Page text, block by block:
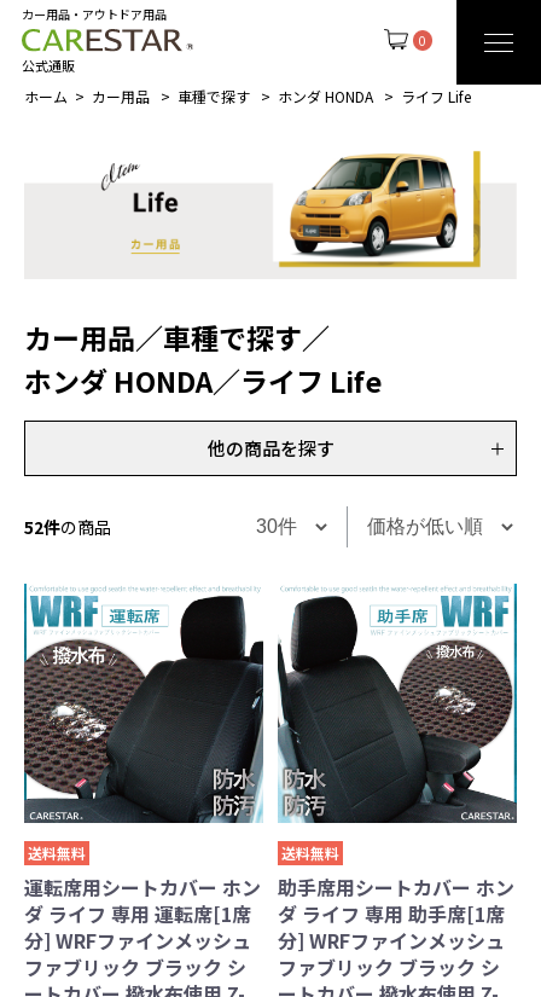
0
カー用品・アウトドア用品
公式通販
ホーム カー用品 車種で探す ホンダ HONDA ライフ Life
カー用品／車種で探す／
ホンダ HONDA／ライフ Life
他の商品を探す
52件の商品
送料無料
運転席用シートカバー ホン
ダ ライフ 専用 運転席[1席
分] WRFファインメッシュ
ファブリック ブラック シ
送料無料
助手席用シートカバー ホン
ダ ライフ 専用 助手席[1席
分] WRFファインメッシュ
ファブリック ブラック シ